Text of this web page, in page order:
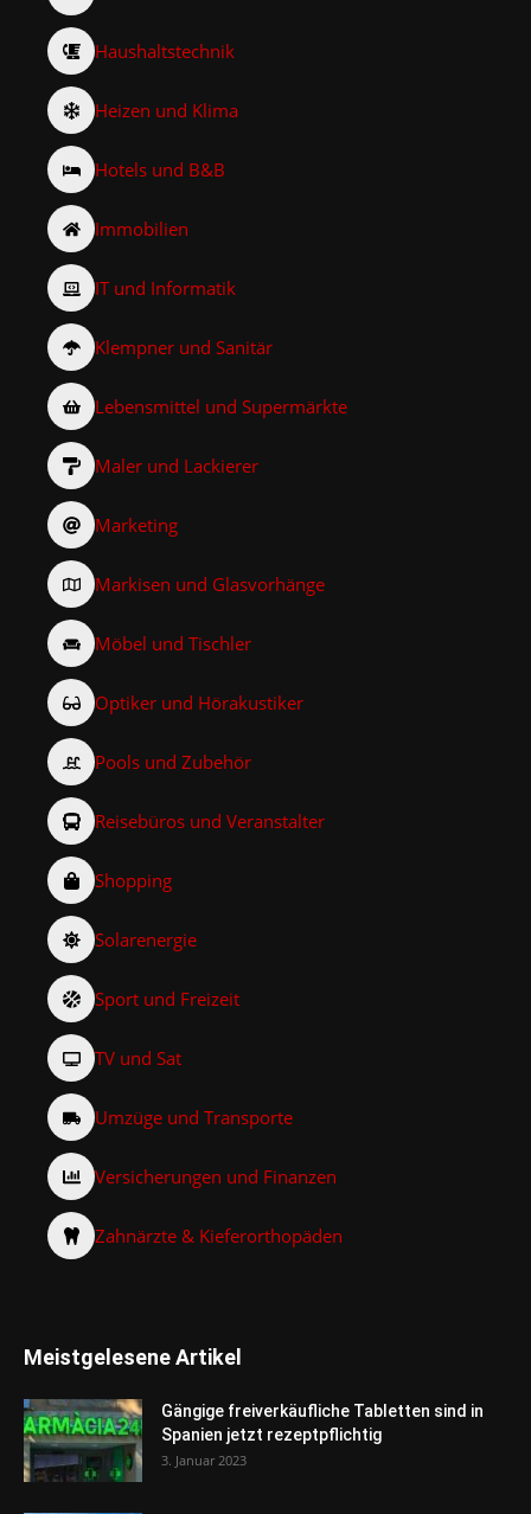
Haushaltstechnik
Heizen und Klima
Hotels und B&B
Immobilien
IT und Informatik
Klempner und Sanitär
Lebensmittel und Supermärkte
Maler und Lackierer
Marketing
Markisen und Glasvorhänge
Möbel und Tischler
Optiker und Hörakustiker
Pools und Zubehör
Reisebüros und Veranstalter
Shopping
Solarenergie
Sport und Freizeit
TV und Sat
Umzüge und Transporte
Versicherungen und Finanzen
Zahnärzte & Kieferorthopäden
Meistgelesene Artikel
Gängige freiverkäufliche Tabletten sind in
Spanien jetzt rezeptpflichtig
3. Januar 2023